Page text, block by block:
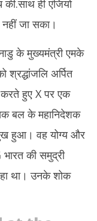
की.साथ ही एंजियो
जा सका।
के मुख्यमंत्री एमके
अर्पित
करते हुए X पर एक
बल के महानिदेशक
हुआ। वह योग्य और
की समुद्री
था। उनके शोक